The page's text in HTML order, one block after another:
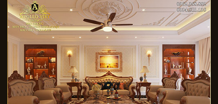
Mặt tiền: 12m2
Diện tích xây dựng: 12m2 x 18m2